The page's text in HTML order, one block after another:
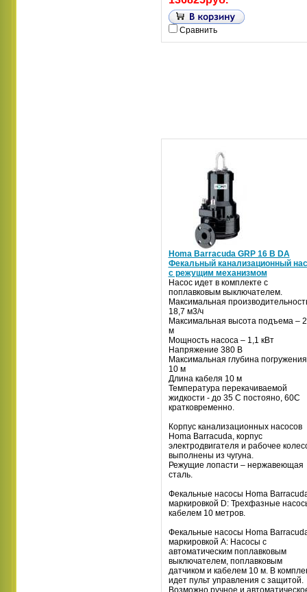
Сравнить
Homa Barracuda GRP 16 B DA
Фекальный канализационный
с режущим механизмом
Насос идет в комплекте с
поплавковым выключателем.
Максимальная
18,7 м3/ч
Максимальная высота подъема –
м
Мощность насоса – 1,1 кВт
Напряжение 380 В
Максимальная глубина
10 м
Длина кабеля 10 м
Температура перекачиваемой
жидкости - до 35 С постояно, 60С
кратковременно.
Корпус канализационных насосов
Homa Barracuda, корпус
электродвигателя и рабочее
выполнены из чугуна.
Режущие лопасти – нержавеющая
сталь.
Фекальные насосы Homa
маркировкой D: Трехфазные
кабелем 10 метров.
Фекальные насосы Homa
маркировкой А: Насосы с
автоматическим поплавковым
выключателем, поплавковым
датчиком и кабелем 10 м. В
идет пульт управления с защитой.
Возможно ручное и